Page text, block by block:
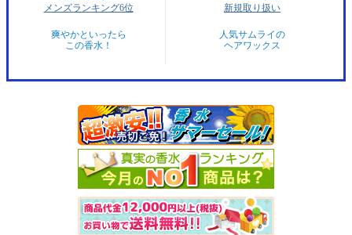
メンズランキング6位
爽やかといったら
この香水！
新規取り扱い
人気サムライの
ヘアワックス